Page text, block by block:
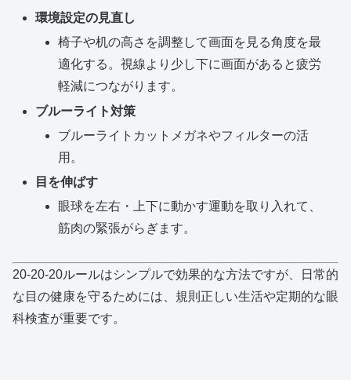
環境設定の見直し
椅子や机の高さを調整して画面を見る角度を最
適化する。視線より少し下に画面があると疲労
軽減につながります。
ブルーライト対策
ブルーライトカットメガネやフィルターの活
用。
目を伸ばす
眼球を左右・上下に動かす運動を取り入れて、
筋肉の緊張がらぎます。
20-20-20ルールはシンプルで効果的な方法ですが、日常的
な目の健康を守るためには、規則正しい生活や定期的な眼
科検査が重要です。